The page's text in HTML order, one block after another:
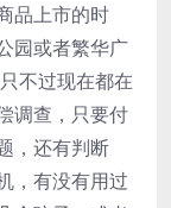
品上市的时
园或者繁华广
不过现在都在
调查，只要付
，还有判断
，有没有用过